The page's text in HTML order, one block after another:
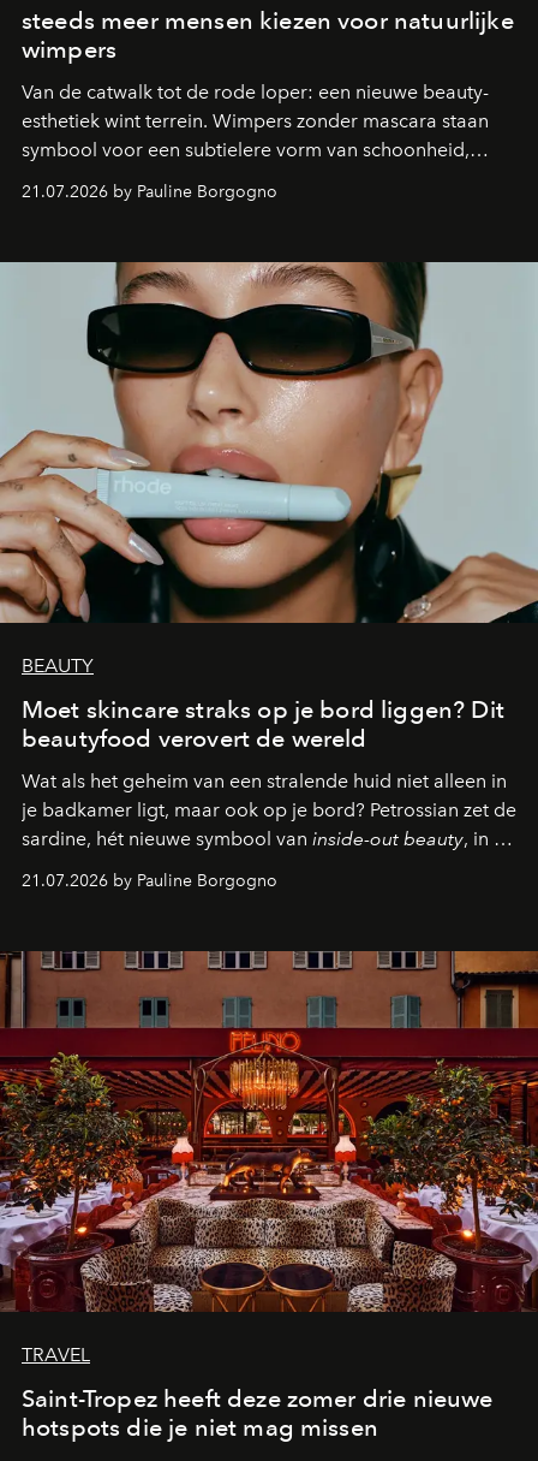
steeds meer mensen kiezen voor natuurlijke
wimpers
Van de catwalk tot de rode loper: een nieuwe beauty-
esthetiek wint terrein. Wimpers zonder mascara staan
symbool voor een subtielere vorm van schoonheid,
waarin zelfvertrouwen belangrijker is dan een overvloed
aan make-up.
21.07.2026 by Pauline Borgogno
BEAUTY
Moet skincare straks op je bord liggen? Dit
beautyfood verovert de wereld
Wat als het geheim van een stralende huid niet alleen in
je badkamer ligt, maar ook op je bord? Petrossian zet de
sardine, hét nieuwe symbool van inside-out beauty, in de
kijker met twee gastronomische creaties.
21.07.2026 by Pauline Borgogno
TRAVEL
Saint-Tropez heeft deze zomer drie nieuwe
hotspots die je niet mag missen